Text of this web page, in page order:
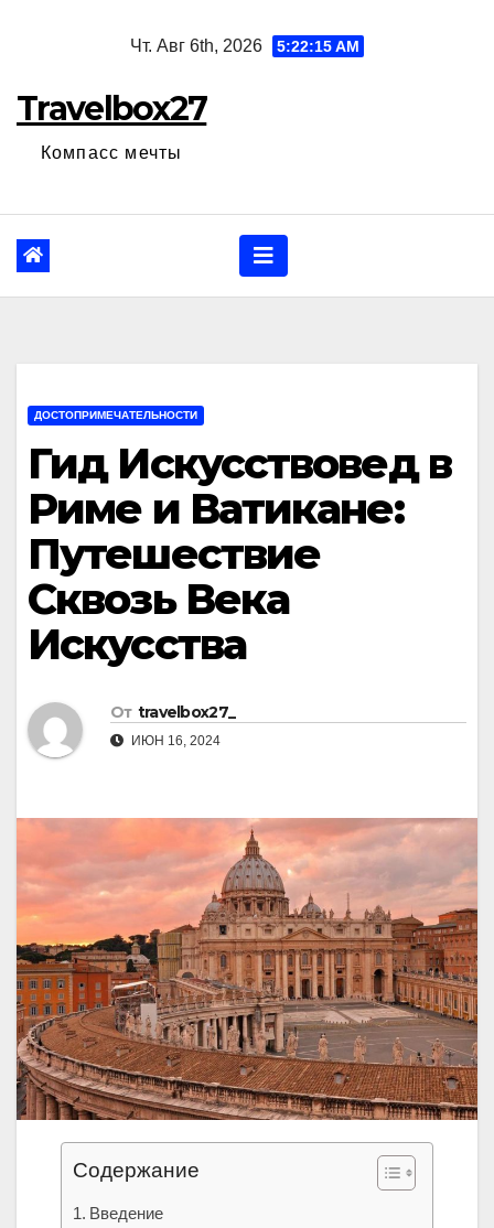
Чт. Авг 6th, 2026 5:22:16 AM
Travelbox27
Компасс мечты
ДОСТОПРИМЕЧАТЕЛЬНОСТИ
Гид Искусствовед в
Риме и Ватикане:
Путешествие
Сквозь Века
Искусства
От travelbox27_
ИЮН 16, 2024
Содержание
Введение